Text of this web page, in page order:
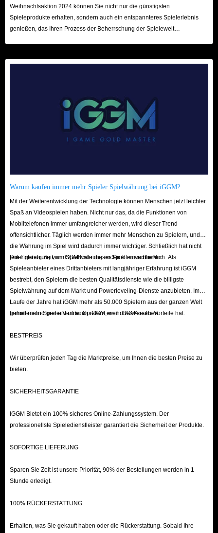
Weihnachtsaktion 2024 können Sie nicht nur die günstigsten
Spieleprodukte erhalten, sondern auch ein entspannteres Spielerlebnis
genießen, das Ihren Prozess der Beherrschung der Spielewelt
Warum kaufen immer mehr Spieler Spielwährung bei iGGM?
Mit der Weiterentwicklung der Technologie können Menschen jetzt leichter
Spaß an Videospielen haben. Nicht nur das, da die Funktionen von
Mobiltelefonen immer umfangreicher werden, wird dieser Trend
offensichtlicher. Täglich werden immer mehr Menschen zu Spielern, und
die Währung im Spiel wird dadurch immer wichtiger. Schließlich hat nicht
jeder genug Zeit, um Spielwährung im Spiel zu verdienen.
Die Entstehung von iGGM löste dieses Problem schließlich. Als
Spieleanbieter eines Drittanbieters mit langjähriger Erfahrung ist iGGM
bestrebt, den Spielern die besten Qualitätsdienste wie die billigste
Spielwährung auf dem Markt und Powerleveling-Dienste anzubieten. Im
Laufe der Jahre hat iGGM mehr als 50.000 Spielern aus der ganzen Welt
geholfen und genießt unter Spielern ein hohes Ansehen.
Immer mehr Spieler vertrauen iGGM, weil iGGM sechs Vorteile hat:
BESTPREIS
Wir überprüfen jeden Tag die Marktpreise, um Ihnen die besten Preise zu
bieten.
SICHERHEITSGARANTIE
IGGM Bietet ein 100% sicheres Online-Zahlungssystem. Der
professionellste Spieledienstleister garantiert die Sicherheit der Produkte.
SOFORTIGE LIEFERUNG
Sparen Sie Zeit ist unsere Priorität, 90% der Bestellungen werden in 1
Stunde erledigt.
100% RÜCKERSTATTUNG
Erhalten, was Sie gekauft haben oder die Rückerstattung. Sobald Ihre